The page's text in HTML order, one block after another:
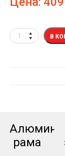
В
рама